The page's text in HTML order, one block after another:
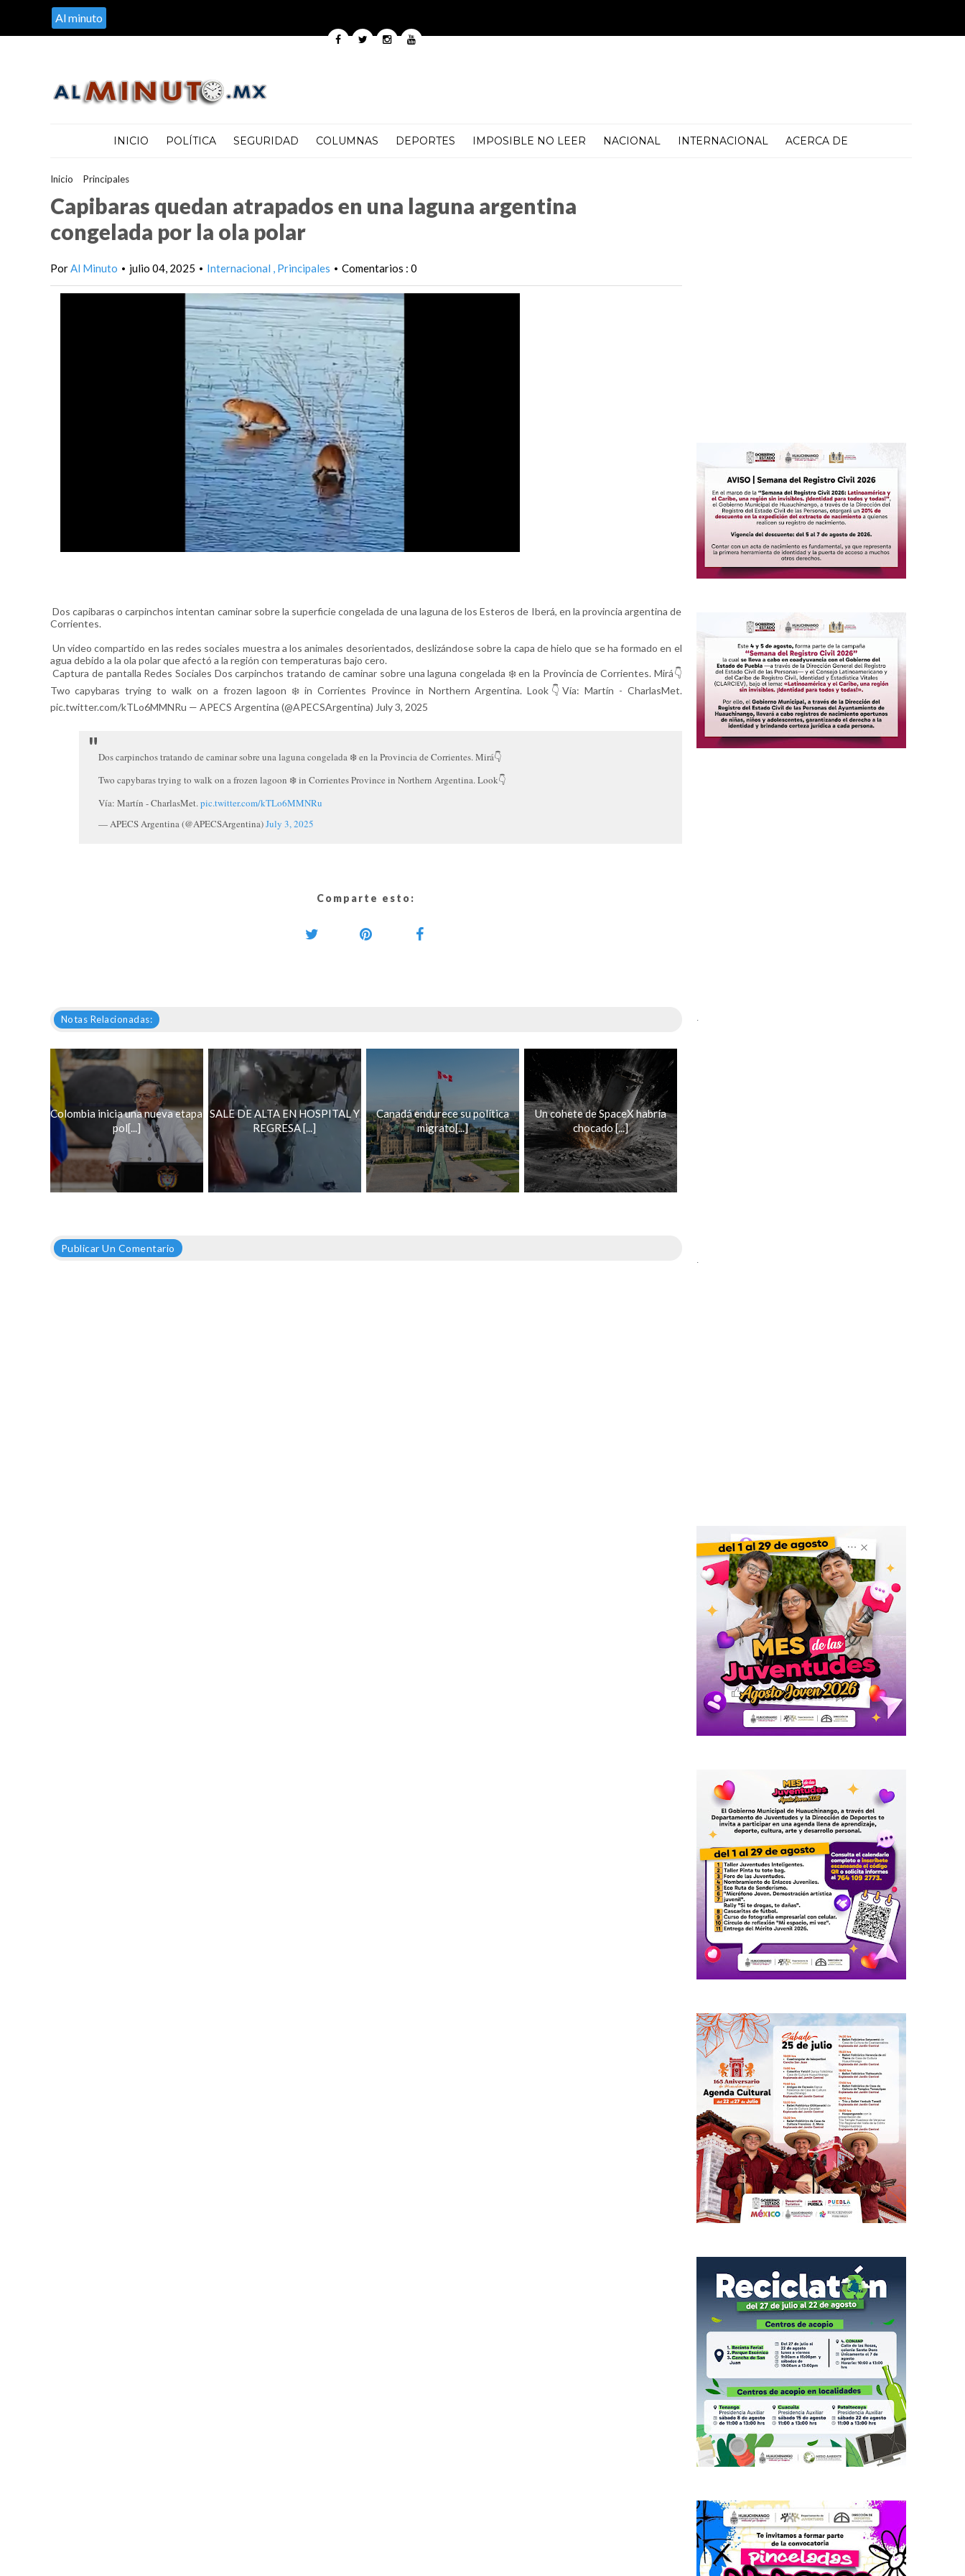
Al minuto
INICIO POLÍTICA SEGURIDAD COLUMNAS DEPORTES IMPOSIBLE NO LEER NACIONAL INTERNACIONAL ACERCA DE
Inicio Principales>
Capibaras quedan atrapados en una laguna argentina
congelada por la ola polar
PorAl Minuto • julio 04, 2025 • Internacional Principales • Comentarios : 0
Dos capibaras o carpinchos intentan caminar sobre la superficie congelada de una laguna de los Esteros de Iberá, en la provincia argentina de
Corrientes.
Un video compartido en las redes sociales muestra a los animales desorientados, deslizándose sobre la capa de hielo que se ha formado en el
agua debido a la ola polar que afectó a la región con temperaturas bajo cero.
Captura de pantalla Redes Sociales Dos carpinchos tratando de caminar sobre una laguna congelada ❄️ en la Provincia de Corrientes. Mirá👇
Two capybaras trying to walk on a frozen lagoon ❄️ in Corrientes Province in Northern Argentina. Look👇Vía: Martín - CharlasMet.
pic.twitter.com/kTLo6MMNRu — APECS Argentina (@APECSArgentina) July 3, 2025
Dos carpinchos tratando de caminar sobre una laguna congelada ❄️ en la Provincia de Corrientes. Mirá👇
Two capybaras trying to walk on a frozen lagoon ❄️ in Corrientes Province in Northern Argentina. Look👇
Vía: Martín - CharlasMet.pic.twitter.com/kTLo6MMNRu
— APECS Argentina (@APECSArgentina)July 3, 2025
Comparte esto:
Notas Relacionadas:
Colombia inicia una nueva etapa
pol[...]
SALE DE ALTA EN HOSPITAL Y
REGRESA [...]
Canadá endurece su política
migrato[...]
Un cohete de SpaceX habría
chocado [...]
Publicar Un Comentario
.
.